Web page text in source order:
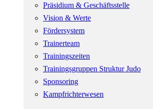
Präsidium & Geschäftsstelle
Vision & Werte
Fördersystem
Trainerteam
Trainingszeiten
Trainingsgruppen Struktur Judo
Sponsoring
Kampfrichterwesen